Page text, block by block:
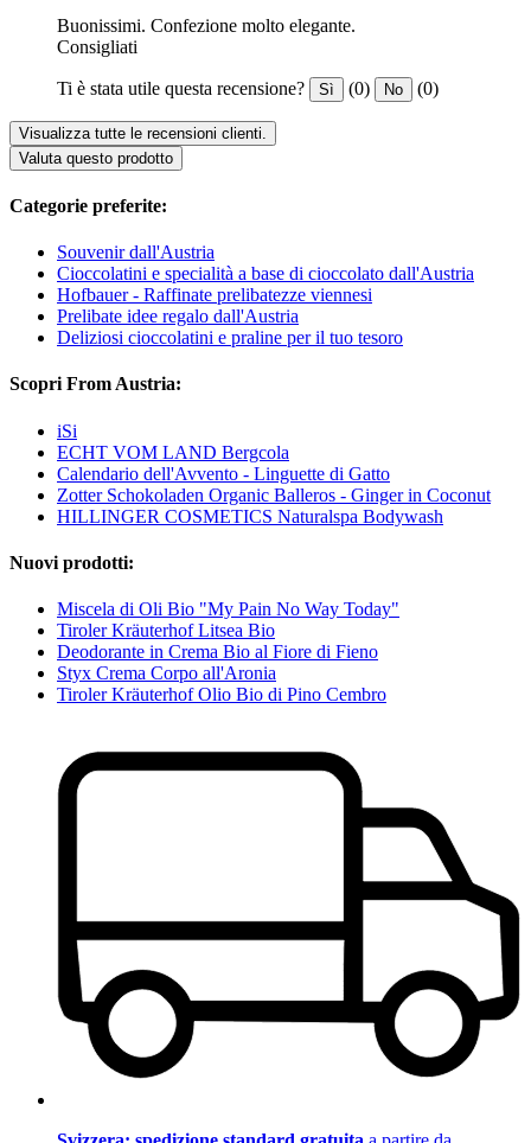
Buonissimi. Confezione molto elegante.
Consigliati
Ti è stata utile questa recensione? Sì (0) No (0)
Visualizza tutte le recensioni clienti.
Valuta questo prodotto
Categorie preferite:
Souvenir dall'Austria
Cioccolatini e specialità a base di cioccolato dall'Austria
Hofbauer - Raffinate prelibatezze viennesi
Prelibate idee regalo dall'Austria
Deliziosi cioccolatini e praline per il tuo tesoro
Scopri From Austria:
iSi
ECHT VOM LAND Bergcola
Calendario dell'Avvento - Linguette di Gatto
Zotter Schokoladen Organic Balleros - Ginger in Coconut
HILLINGER COSMETICS Naturalspa Bodywash
Nuovi prodotti:
Miscela di Oli Bio "My Pain No Way Today"
Tiroler Kräuterhof Litsea Bio
Deodorante in Crema Bio al Fiore di Fieno
Styx Crema Corpo all'Aronia
Tiroler Kräuterhof Olio Bio di Pino Cembro